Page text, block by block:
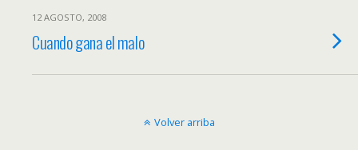
12 AGOSTO, 2008
Cuando gana el malo
Volver arriba